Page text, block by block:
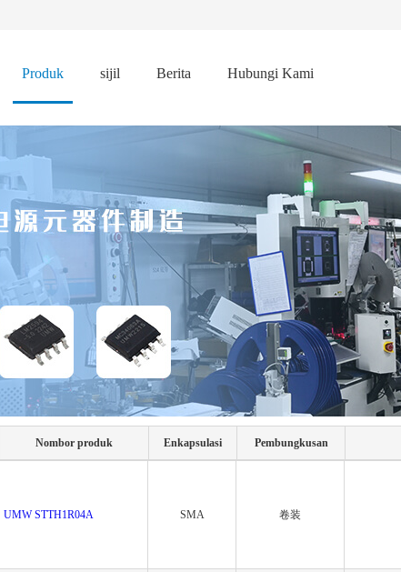
Produk sijil Berita Hubungi Kami
Nombor produk Enkapsulasi Pembungkusan
UMW STTH1R04A SMA 卷装